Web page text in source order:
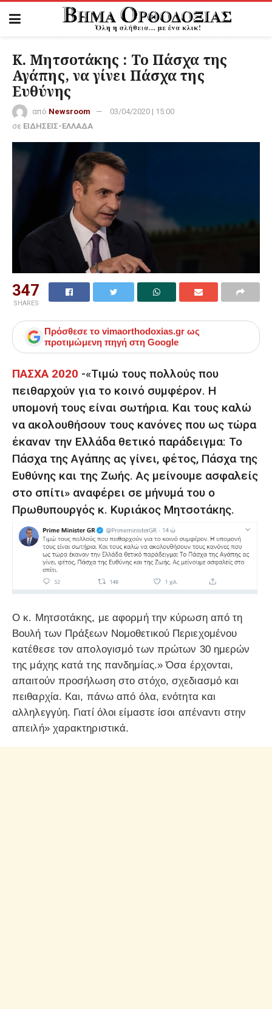
Κ. Μητσοτάκης : Το Πάσχα της
Αγάπης, να γίνει Πάσχα της
Ευθύνης
από Newsroom
03/04/2020 | 15:00
σε ΕΙΔΗΣΕΙΣ-ΕΛΛΑΔΑ
347
SHARES
Πρόσθεσε το vimaorthodoxias.gr ως
προτιμώμενη πηγή στη Google
ΠΑΣΧΑ 2020 -«Τιμώ τους πολλούς που
πειθαρχούν για το κοινό συμφέρον. Η
υπομονή τους είναι σωτήρια. Και τους καλώ
να ακολουθήσουν τους κανόνες που ως τώρα
έκαναν την Ελλάδα θετικό παράδειγμα: Το
Πάσχα της Aγάπης ας γίνει, φέτος, Πάσχα της
Eυθύνης και της Zωής. Ας μείνουμε ασφαλείς
στο σπίτι» αναφέρει σε μήνυμά του ο
Πρωθυπουργός κ. Κυριάκος Μητσοτάκης.
Ο κ. Μητσοτάκης, με αφορμή την κύρωση από τη
Βουλή των Πράξεων Νομοθετικού Περιεχομένου
κατέθεσε τον απολογισμό των πρώτων 30 ημερών
της μάχης κατά της πανδημίας.» Όσα έρχονται,
απαιτούν προσήλωση στο στόχο, σχεδιασμό και
πειθαρχία. Και, πάνω από όλα, ενότητα και
αλληλεγγύη. Γιατί όλοι είμαστε ίσοι απέναντι στην
απειλή» χαρακτηριστικά.